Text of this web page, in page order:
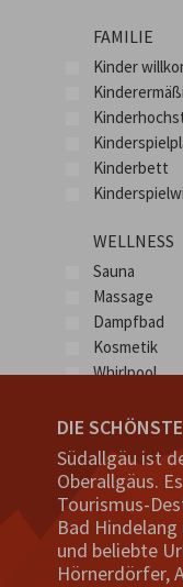
FAMILIE
Kinder
Kinderbett
WELLNESS
Sauna
Massage
Dampfbad
Kosmetik
Whirlpool
HAUSTIERE
Tiere nach
keine
Hunde
DIE
Südallgäu ist
Oberallgäus.
Tourismus-
Bad
und beliebte
Hörnerdörfer,